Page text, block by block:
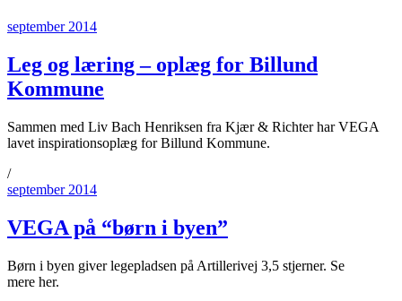
september 2014
Leg og læring – oplæg for Billund
Kommune
Sammen med Liv Bach Henriksen fra Kjær & Richter har VEGA
lavet inspirationsoplæg for Billund Kommune.
/
september 2014
VEGA på “børn i byen”
Børn i byen giver legepladsen på Artillerivej 3,5 stjerner. Se
mere her.